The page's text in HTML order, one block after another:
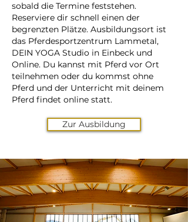
sobald die Termine feststehen.
Reserviere dir schnell einen der
begrenzten Plätze. Ausbildungsort ist
das Pferdesportzentrum Lammetal,
DEIN YOGA Studio in Einbeck und
Online. Du kannst mit Pferd vor Ort
teilnehmen oder du kommst ohne
Pferd und der Unterricht mit deinem
Pferd findet online statt.
Zur Ausbildung